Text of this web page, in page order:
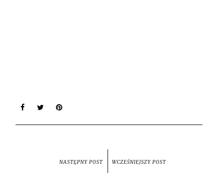
NASTĘPNY POST WCZEŚNIEJSZY POST